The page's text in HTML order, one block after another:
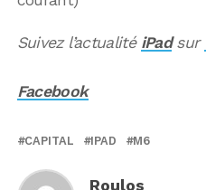
Suivez l’actualité iPadsur
Facebook
CAPITAL IPAD M6
Roulos